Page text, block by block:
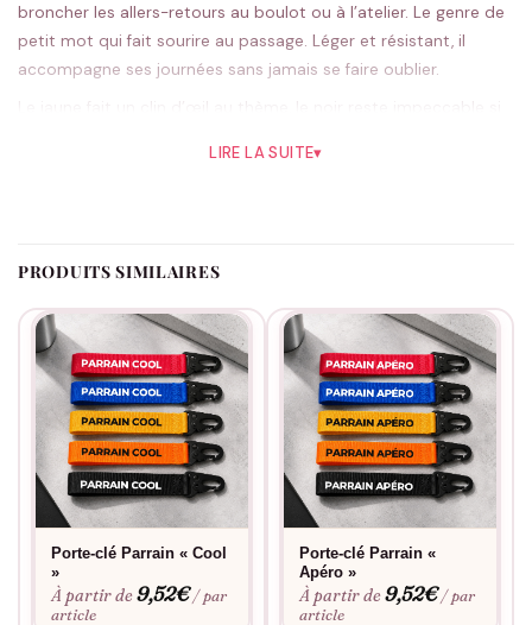
broncher les allers-retours au boulot ou à l’atelier. Le genre de
petit mot qui fait sourire au passage. Léger et résistant, il
accompagne ses journées sans jamais se faire oublier.
dans notre atelier français. Une attention discrète qui en dit
LIRE LA SUITE▾
PRODUITS SIMILAIRES
Porte-clé Parrain « Cool
»
À partir de9,52€ / par
article
Porte-clé Parrain «
Apéro »
À partir de9,52€ / par
article